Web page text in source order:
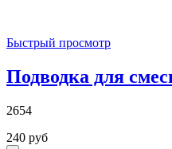
Быстрый просмотр
Подводка для
2654
240 руб